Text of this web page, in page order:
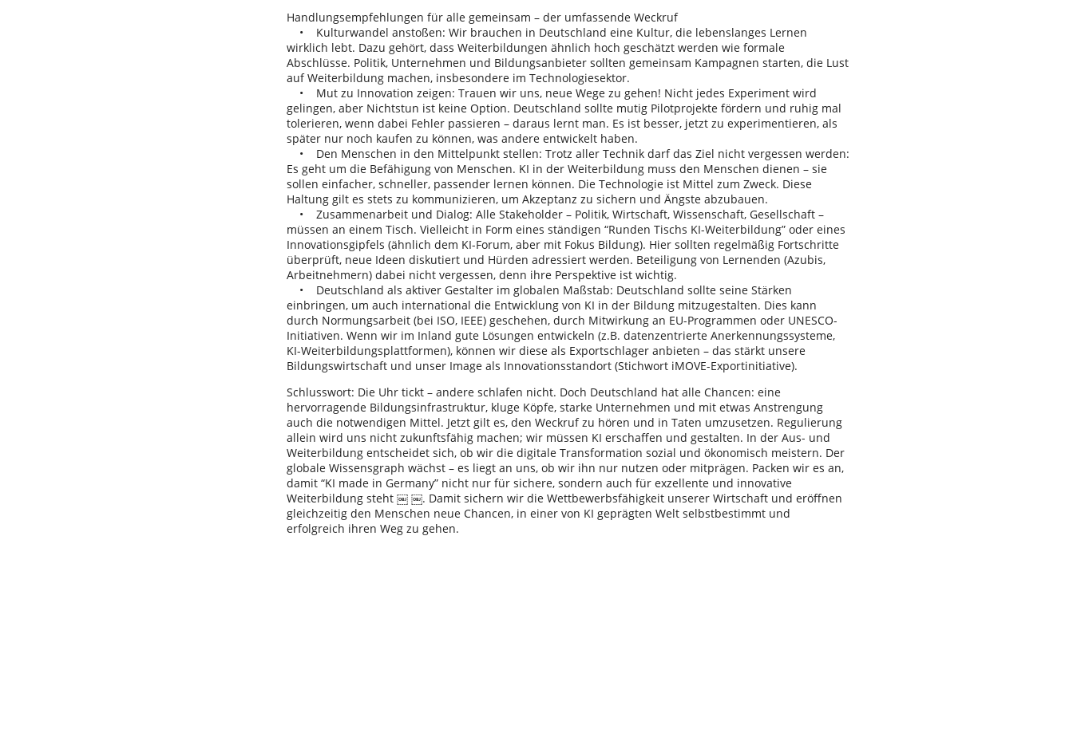
Handlungsempfehlungen für alle gemeinsam – der umfassende Weckruf
• Kulturwandel anstoßen: Wir brauchen in Deutschland eine Kultur, die lebenslanges Lernen
wirklich lebt. Dazu gehört, dass Weiterbildungen ähnlich hoch geschätzt werden wie formale
Abschlüsse. Politik, Unternehmen und Bildungsanbieter sollten gemeinsam Kampagnen starten, die Lust
auf Weiterbildung machen, insbesondere im Technologiesektor.
• Mut zu Innovation zeigen: Trauen wir uns, neue Wege zu gehen! Nicht jedes Experiment wird
gelingen, aber Nichtstun ist keine Option. Deutschland sollte mutig Pilotprojekte fördern und ruhig mal
tolerieren, wenn dabei Fehler passieren – daraus lernt man. Es ist besser, jetzt zu experimentieren, als
später nur noch kaufen zu können, was andere entwickelt haben.
• Den Menschen in den Mittelpunkt stellen: Trotz aller Technik darf das Ziel nicht vergessen werden:
Es geht um die Befähigung von Menschen. KI in der Weiterbildung muss den Menschen dienen – sie
sollen einfacher, schneller, passender lernen können. Die Technologie ist Mittel zum Zweck. Diese
Haltung gilt es stets zu kommunizieren, um Akzeptanz zu sichern und Ängste abzubauen.
• Zusammenarbeit und Dialog: Alle Stakeholder – Politik, Wirtschaft, Wissenschaft, Gesellschaft –
müssen an einem Tisch. Vielleicht in Form eines ständigen “Runden Tischs KI-Weiterbildung” oder eines
Innovationsgipfels (ähnlich dem KI-Forum, aber mit Fokus Bildung). Hier sollten regelmäßig Fortschritte
überprüft, neue Ideen diskutiert und Hürden adressiert werden. Beteiligung von Lernenden (Azubis,
Arbeitnehmern) dabei nicht vergessen, denn ihre Perspektive ist wichtig.
• Deutschland als aktiver Gestalter im globalen Maßstab: Deutschland sollte seine Stärken
einbringen, um auch international die Entwicklung von KI in der Bildung mitzugestalten. Dies kann
durch Normungsarbeit (bei ISO, IEEE) geschehen, durch Mitwirkung an EU-Programmen oder UNESCO-
Initiativen. Wenn wir im Inland gute Lösungen entwickeln (z.B. datenzentrierte Anerkennungssysteme,
KI-Weiterbildungsplattformen), können wir diese als Exportschlager anbieten – das stärkt unsere
Bildungswirtschaft und unser Image als Innovationsstandort (Stichwort iMOVE-Exportinitiative).
Schlusswort: Die Uhr tickt – andere schlafen nicht. Doch Deutschland hat alle Chancen: eine
hervorragende Bildungsinfrastruktur, kluge Köpfe, starke Unternehmen und mit etwas Anstrengung
auch die notwendigen Mittel. Jetzt gilt es, den Weckruf zu hören und in Taten umzusetzen. Regulierung
allein wird uns nicht zukunftsfähig machen; wir müssen KI erschaffen und gestalten. In der Aus- und
Weiterbildung entscheidet sich, ob wir die digitale Transformation sozial und ökonomisch meistern. Der
globale Wissensgraph wächst – es liegt an uns, ob wir ihn nur nutzen oder mitprägen. Packen wir es an,
damit “KI made in Germany” nicht nur für sichere, sondern auch für exzellente und innovative
Weiterbildung steht ￼ ￼. Damit sichern wir die Wettbewerbsfähigkeit unserer Wirtschaft und eröffnen
gleichzeitig den Menschen neue Chancen, in einer von KI geprägten Welt selbstbestimmt und
erfolgreich ihren Weg zu gehen.